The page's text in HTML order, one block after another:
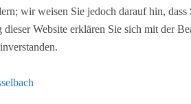
wir weisen Sie jedoch darauf hin,
Website erklären Sie sich mit der